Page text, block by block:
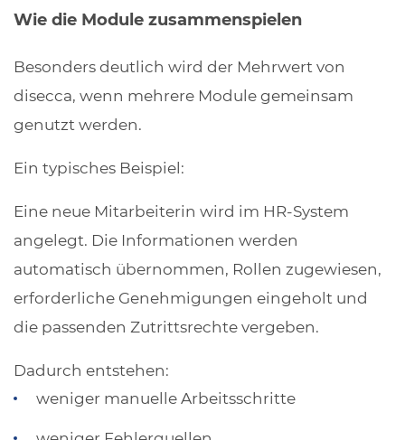
Wie die Module zusammenspielen
Besonders deutlich wird der Mehrwert von
disecca, wenn mehrere Module gemeinsam
genutzt werden.
Ein typisches Beispiel:
Eine neue Mitarbeiterin wird im HR-System
angelegt. Die Informationen werden
automatisch übernommen, Rollen zugewiesen,
erforderliche Genehmigungen eingeholt und
die passenden Zutrittsrechte vergeben.
Dadurch entstehen:
weniger manuelle Arbeitsschritte